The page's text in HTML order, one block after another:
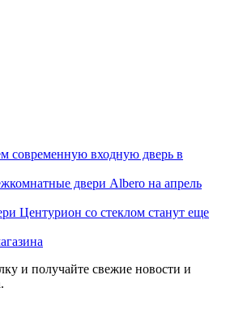
современную входную дверь в
двери Albero на апрель
Центурион со стеклом станут еще
и получайте свежие новости и